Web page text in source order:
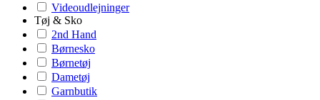
Videoudlejninger
Tøj & Sko
2nd Hand
Børnesko
Børnetøj
Dametøj
Garnbutik